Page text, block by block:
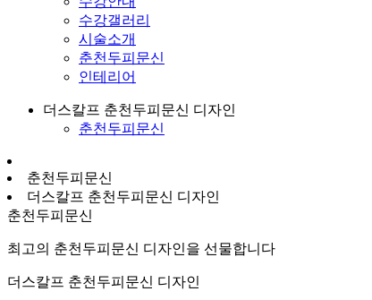
수강갤러리
시술소개
춘천두피문신
인테리어
더스칼프 춘천두피문신 디자인
춘천두피문신
춘천두피문신
더스칼프 춘천두피문신 디자인
춘천두피문신
최고의 춘천두피문신 디자인을 선물합니다
더스칼프 춘천두피문신 디자인